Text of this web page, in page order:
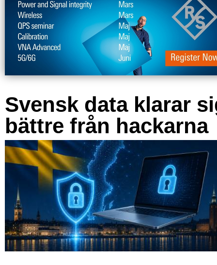
Svensk data klarar
bättre från hackarna